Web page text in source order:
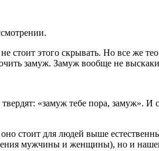
этого скрывать. Но все же
замуж. Замуж вообще не
«замуж тебе пора, замуж».
стоит для людей выше
мужчины и женщины), но и